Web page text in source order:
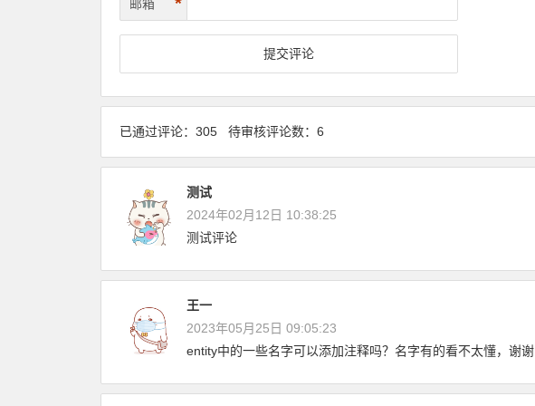
邮箱
已通过评论：305 待审核评论数：6
测试
2024年02月12日 10:38:25
测试评论
王一
2023年05月25日 09:05:23
entity中的一些名字可以添加注释吗？名字有的看不太懂，谢谢